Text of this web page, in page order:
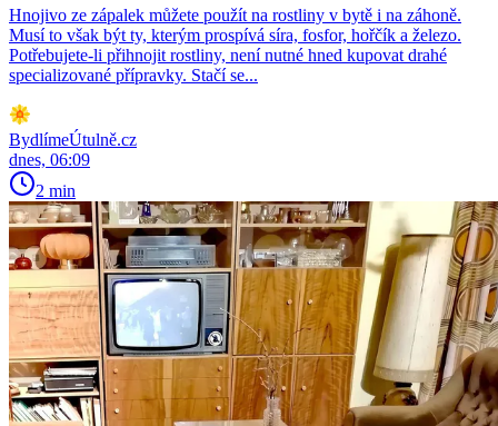
Hnojivo ze zápalek můžete použít na rostliny v bytě i na záhoně.
Musí to však být ty, kterým prospívá síra, fosfor, hořčík a železo.
Potřebujete-li přihnojit rostliny, není nutné hned kupovat drahé
specializované přípravky. Stačí se...
BydlímeÚtulně.cz
dnes, 06:09
2 min